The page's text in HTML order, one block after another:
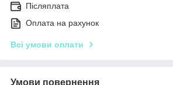
Післяплата
Оплата на рахунок
Всі умови оплати
Умови повернення